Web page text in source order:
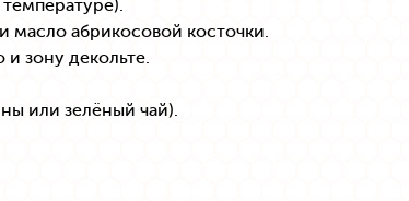
масло абрикосовой косточки.
зону декольте.
или зелёный чай).